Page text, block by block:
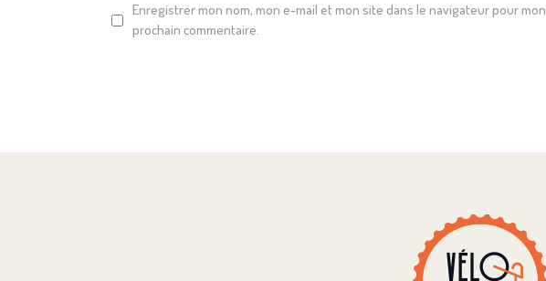
Enregistrer mon nom, mon e-mail et mon site dans le navigateur pour mon
prochain commentaire.